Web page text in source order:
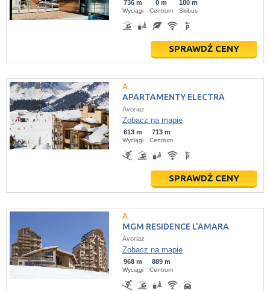
736 m
Wyciągi
0 m
Centrum
100 m
Skibus
SPRAWDŹ CENY
APARTAMENTY ELECTRA
Avoriaz
Zobacz na mapie
613 m
Wyciągi
713 m
Centrum
SPRAWDŹ CENY
MGM RESIDENCE L'AMARA
Avoriaz
Zobacz na mapie
968 m
Wyciągi
889 m
Centrum